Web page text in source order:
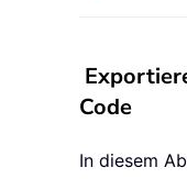
Code
In diesem